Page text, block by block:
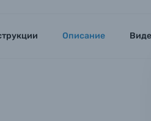
Имя
Имя
фото и видеокамер
Вами с
Описание
Имя